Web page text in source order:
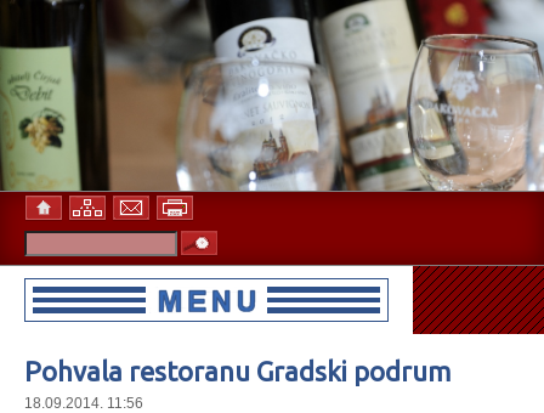
Pohvala restoranu Gradski podrum
18.09.2014. 11:56